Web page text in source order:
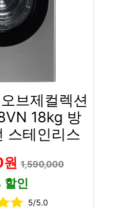
브제컬렉션
18kg 방
스테인리스
원1,590,000
할인
5/5.0